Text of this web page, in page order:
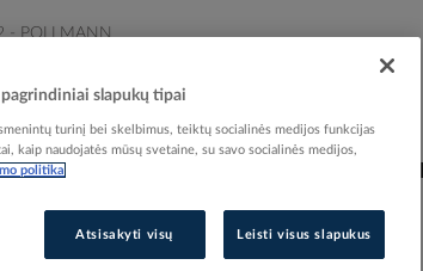
- POLLMANN
prekės kodas
102849
kodas
4025221082273
slapukų tipai
turinį bei skelbimus, teiktų socialinės medijos funkcijas
kaip naudojatės mūsų svetaine, su savo socialinės medijos,
politika
Atsisakyti visų Leisti visus slapukus